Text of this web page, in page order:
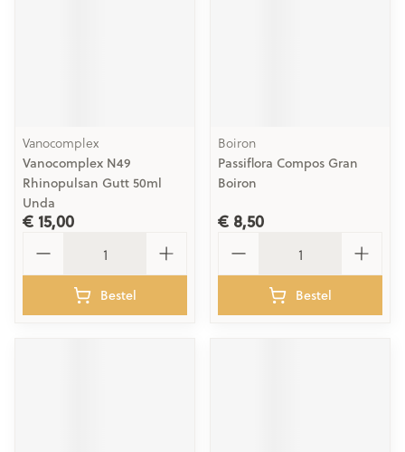
Vanocomplex
Vanocomplex N49
Rhinopulsan Gutt 50ml
Unda
€ 15,00
Bestel
Boiron
Passiflora Compos Gran
Boiron
€ 8,50
Bestel